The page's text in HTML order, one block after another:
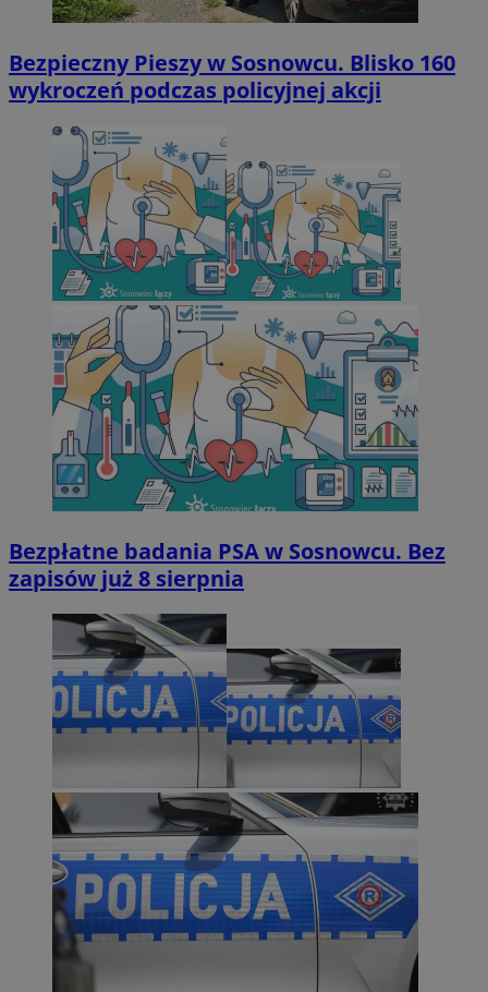
Bezpieczny Pieszy w Sosnowcu. Blisko 160
wykroczeń podczas policyjnej akcji
Bezpłatne badania PSA w Sosnowcu. Bez
zapisów już 8 sierpnia